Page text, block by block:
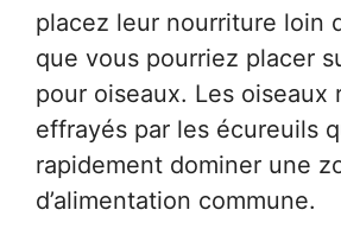
placez leur nourriture loin
que vous pourriez placer
pour oiseaux. Les oiseaux
effrayés par les écureuils
rapidement dominer une
d’alimentation commune.